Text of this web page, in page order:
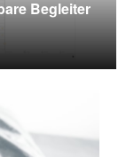
Begleiter